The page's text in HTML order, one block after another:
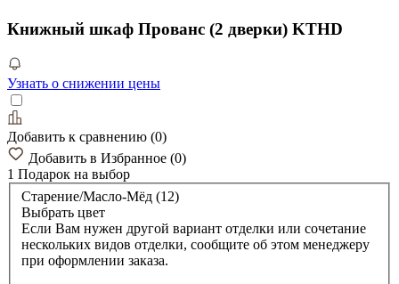
Книжный шкаф Прованс (2 дверки) KTHD
Узнать о снижении цены
Добавить к сравнению (0)
Добавить в Избранное (0)
1 Подарок на выбор
Старение/Масло-Мёд (12)
Выбрать цвет
Если Вам нужен другой вариант отделки или сочетание
нескольких видов отделки, сообщите об этом менеджеру
при оформлении заказа.